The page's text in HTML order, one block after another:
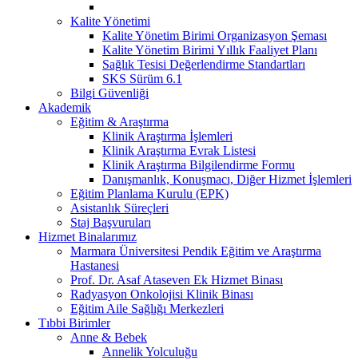
Kalite Yönetimi
Kalite Yönetim Birimi Organizasyon Şeması
Kalite Yönetim Birimi Yıllık Faaliyet Planı
Sağlık Tesisi Değerlendirme Standartları
SKS Sürüm 6.1
Bilgi Güvenliği
Akademik
Eğitim & Araştırma
Klinik Araştırma İşlemleri
Klinik Araştırma Evrak Listesi
Klinik Araştırma Bilgilendirme Formu
Danışmanlık, Konuşmacı, Diğer Hizmet İşlemleri
Eğitim Planlama Kurulu (EPK)
Asistanlık Süreçleri
Staj Başvuruları
Hizmet Binalarımız
Marmara Üniversitesi Pendik Eğitim ve Araştırma
Hastanesi
Prof. Dr. Asaf Ataseven Ek Hizmet Binası
Radyasyon Onkolojisi Klinik Binası
Eğitim Aile Sağlığı Merkezleri
Tıbbi Birimler
Anne & Bebek
Annelik Yolculuğu